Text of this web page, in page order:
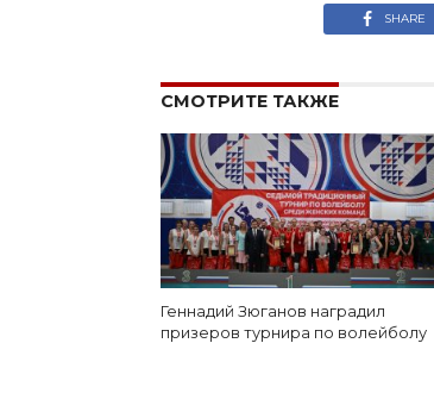
SHARE
СМОТРИТЕ ТАКЖЕ
Геннадий Зюганов наградил
призеров турнира по волейболу